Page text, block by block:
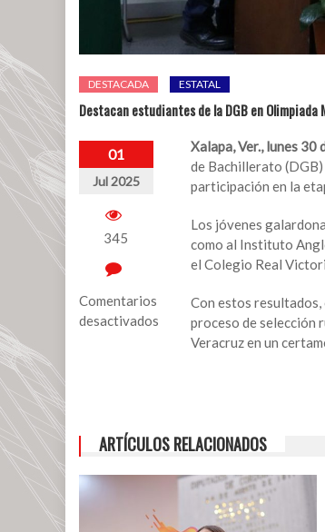
DESTACADA ESTATAL
Destacan estudiantes de la DGB en
01
Jul 2025
345
Comentarios
desactivados
DGB
Olimpiada
Xalapa, Ver., lunes 30
de Bachillerato
participación en la
Los jóvenes
como al Instituto
el Colegio Real
Con estos
proceso de selección
Veracruz en un
ARTÍCULOS RELACIONADOS